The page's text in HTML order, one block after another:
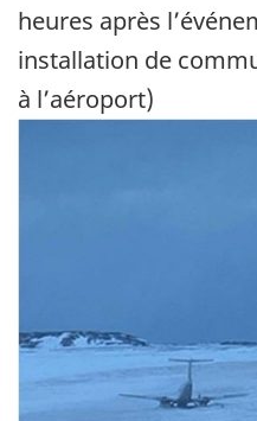
heures après
installation de
à l’aéroport)